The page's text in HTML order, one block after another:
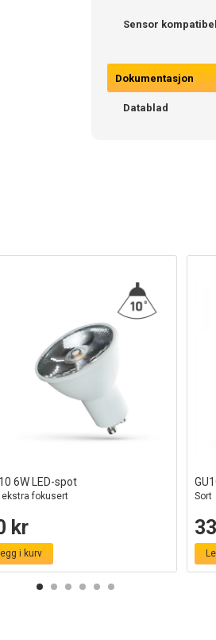
Sensor kompatibel
Dokumentasjon
Datablad
6W LED-spot
ekstra fokusert
kr
i kurv
Sort